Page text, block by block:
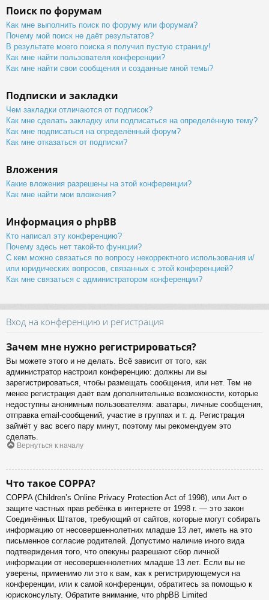
Поиск по форумам
Как мне выполнить поиск по форуму или форумам?
Почему мой поиск не даёт результатов?
В результате моего поиска я получил пустую страницу!
Как мне найти пользователя конференции?
Как мне найти свои сообщения и созданные мной темы?
Подписки и закладки
Чем закладки отличаются от подписок?
Как мне сделать закладку или подписаться на определённую тему?
Как мне подписаться на определённый форум?
Как мне отказаться от подписки?
Вложения
Какие вложения разрешены на этой конференции?
Как мне найти мои вложения?
Информация о phpBB
Кто написал эту конференцию?
Почему здесь нет такой-то функции?
С кем можно связаться по вопросу некорректного использования и/
или юридических вопросов, связанных с этой конференцией?
Как мне связаться с администратором конференции?
Вход на конференцию и регистрация
Зачем мне нужно регистрироваться?
Вы можете этого и не делать. Всё зависит от того, как
администратор настроил конференцию: должны ли вы
зарегистрироваться, чтобы размещать сообщения, или нет. Тем не
менее регистрация даёт вам дополнительные возможности, которые
недоступны анонимным пользователям: аватары, личные сообщения,
отправка email-сообщений, участие в группах и т. д. Регистрация
займёт у вас всего пару минут, поэтому мы рекомендуем это
сделать.
Вернуться к началу
Что такое COPPA?
COPPA (Children’s Online Privacy Protection Act of 1998), или Акт о
защите частных прав ребёнка в интернете от 1998 г. — это закон
Соединённых Штатов, требующий от сайтов, которые могут собирать
информацию от несовершеннолетних младше 13 лет, иметь на это
письменное согласие родителей. Допустимо наличие иного вида
подтверждения того, что опекуны разрешают сбор личной
информации от несовершеннолетних младше 13 лет. Если вы не
уверены, применимо ли это к вам, как к регистрирующемуся на
конференции, или к самой конференции, обратитесь за помощью к
юрисконсульту. Обратите внимание, что phpBB Limited